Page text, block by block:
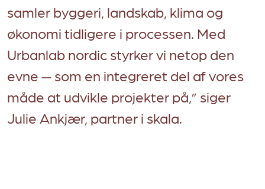
samler byggeri, landskab, klima og
økonomi tidligere i processen. Med
Urbanlab nordic styrker vi netop den
evne — som en integreret del af vores
måde at udvikle projekter på,” siger
Julie Ankjær, partner i skala.